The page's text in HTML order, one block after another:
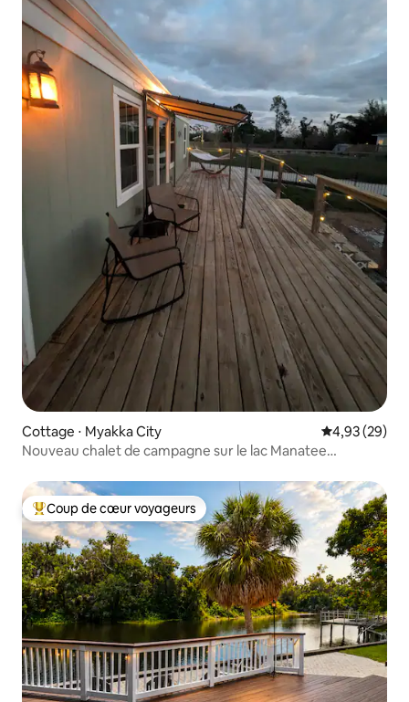
Cottage ⋅ Myakka City Évaluation
4,93 (29)
Nouveau chalet de campagne sur le lac Manatee
Coups de cœur voyageurs les plus appréciés
Coup de cœur voyageurs